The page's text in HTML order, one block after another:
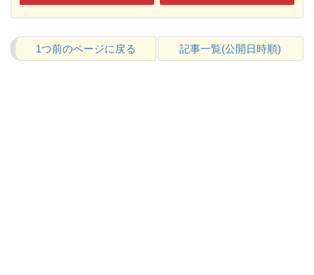
1つ前のページに戻る 記事一覧(公開日時順)